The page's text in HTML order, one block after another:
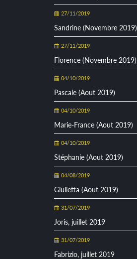
27/11/2019
Sandrine (Novembre 2019)
27/11/2019
Florence (Novembre 2019)
04/10/2019
Pascale (Aout 2019)
04/10/2019
Marie-France (Aout 2019)
04/10/2019
Stéphanie (Aout 2019)
04/08/2019
Giulietta (Aout 2019)
31/07/2019
Joris, juillet 2019
31/07/2019
Fabrizio, juillet 2019